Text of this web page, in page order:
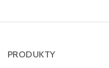
PRODUKTY